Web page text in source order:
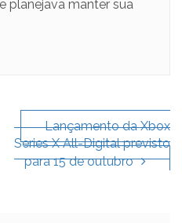
planejava manter sua
Lançamento da Xbox
Series X All-Digital previsto
para 15 de outubro